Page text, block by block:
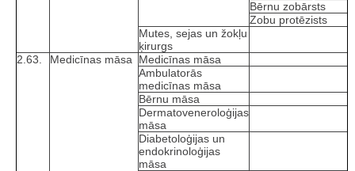
Bērnu zobārsts
Zobu protēzists
Mutes, sejas un žokļu
ķirurgs
2.63.
Medicīnas māsa
Medicīnas māsa
Ambulatorās
medicīnas māsa
Bērnu māsa
Dermatoveneroloģijas
māsa
Diabetoloģijas un
endokrinoloģijas
māsa